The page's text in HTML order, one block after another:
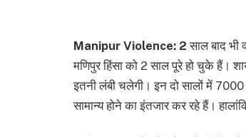
Manipur Violence: 2 साल बाद भी
मणिपुर हिंसा को 2 साल पूरे हो चुके हैं।
इतनी लंबी चलेगी। इन दो सालों में 7000
सामान्य होने का इंतजार कर रहे हैं।